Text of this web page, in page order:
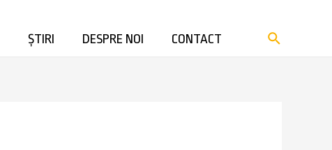
ȘTIRI DESPRE NOI CONTACT